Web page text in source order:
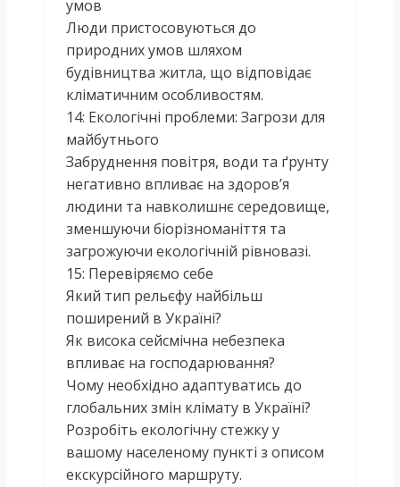
умов
Люди пристосовуються до
природних умов шляхом
будівництва житла, що відповідає
кліматичним особливостям.
14: Екологічні проблеми: Загрози для
майбутнього
Забруднення повітря, води та ґрунту
негативно впливає на здоров’я
людини та навколишнє середовище,
зменшуючи біорізноманіття та
загрожуючи екологічній рівновазі.
15: Перевіряємо себе
Який тип рельєфу найбільш
поширений в Україні?
Як висока сейсмічна небезпека
впливає на господарювання?
Чому необхідно адаптуватись до
глобальних змін клімату в Україні?
Розробіть екологічну стежку у
вашому населеному пункті з описом
екскурсійного маршруту.